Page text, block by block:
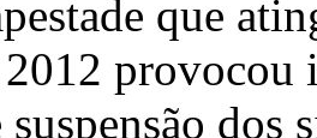
que
provocou
dos